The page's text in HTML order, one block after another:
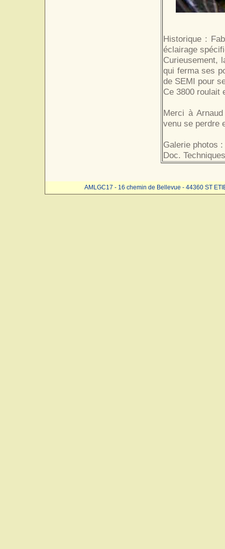
Historique :
éclairage
Curieusement,
qui ferma ses
de SEMI pour
Ce 3800 roulait
Merci à
venu se perdre
Galerie photos :
Doc.
AMLGC17 - 16 chemin de Bellevue - 44360 ST